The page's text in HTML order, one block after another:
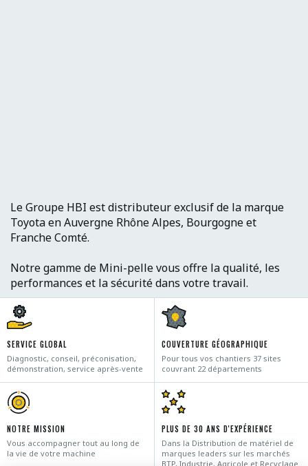
Le Groupe HBI est distributeur exclusif de la marque
Toyota en Auvergne Rhône Alpes, Bourgogne et
Franche Comté.
Notre gamme de Mini-pelle vous offre la qualité, les
performances et la sécurité dans votre travail.
SERVICE GLOBAL
Diagnostic, conseil, préconisation,
démonstration, service après-vente
COUVERTURE GÉOGRAPHIQUE
Pour tous vos chantiers 37 sites
couvrant 22 départements
NOTRE MISSION
Vous accompagner tout au long de
la vie de votre machine
PLUS DE 30 ANS D'EXPÉRIENCE
Dans la Distribution de matériel de
marques leaders sur les marchés
BTP, Industrie, Agricole et Recyclage